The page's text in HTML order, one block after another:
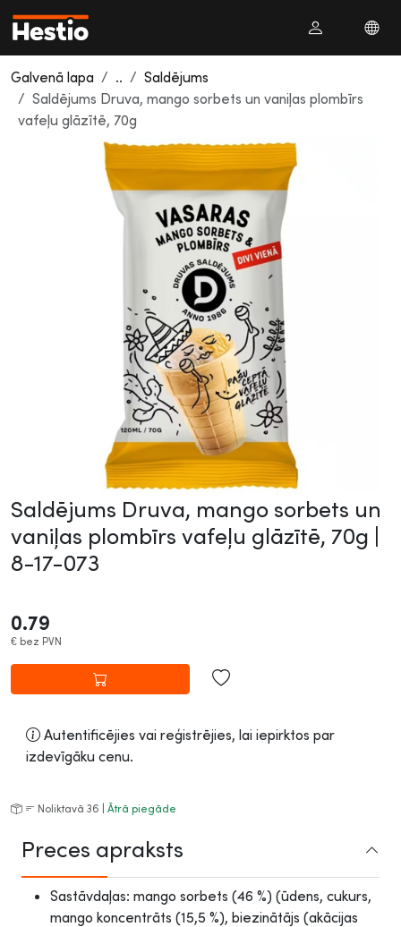
Galvenā lapa ..
Saldējums
Saldējums Druva, mango sorbets un vaniļas plombīrs
vafeļu glāzītē, 70g
Saldējums Druva, mango sorbets un
vaniļas plombīrs vafeļu glāzītē, 70g |
8-17-073
0.79
€ bez PVN
Autentificējies vai reģistrējies, lai iepirktos par
izdevīgāku cenu.
Noliktavā 36 | Ātrā piegāde
Preces apraksts
Sastāvdaļas: mango sorbets (46 %) (ūdens, cukurs,
mango koncentrāts (15,5 %), biezinātājs (akācijas